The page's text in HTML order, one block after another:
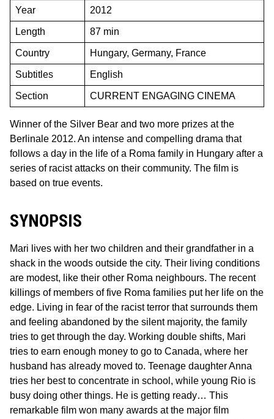
Year 2012
Length 87 min
Country Hungary, Germany, France
Subtitles English
Section CURRENT ENGAGING CINEMA
Winner of the Silver Bear and two more prizes at the
Berlinale 2012. An intense and compelling drama that
follows a day in the life of a Roma family in Hungary after a
series of racist attacks on their community. The film is
based on true events.
SYNOPSIS
Mari lives with her two children and their grandfather in a
shack in the woods outside the city. Their living conditions
are modest, like their other Roma neighbours. The recent
killings of members of five Roma families put her life on the
edge. Living in fear of the racist terror that surrounds them
and feeling abandoned by the silent majority, the family
tries to get through the day. Working double shifts, Mari
tries to earn enough money to go to Canada, where her
husband has already moved to. Teenage daughter Anna
tries her best to concentrate in school, while young Rio is
busy doing other things. He is getting ready… This
remarkable film won many awards at the major film